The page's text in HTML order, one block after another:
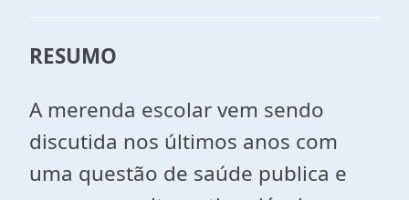
RESUMO
A merenda escolar vem sendo
discutida nos últimos anos com
uma questão de saúde publica e